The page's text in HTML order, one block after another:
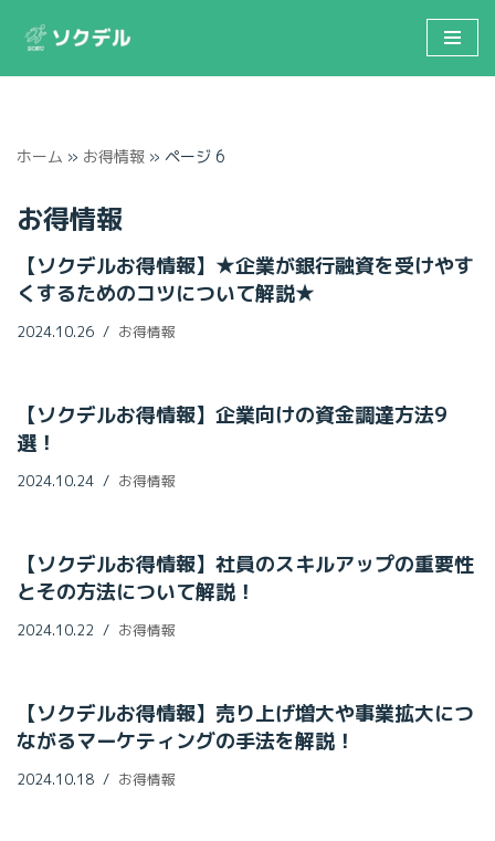
ス
キ
ッ
プ
ホーム » お得情報 » ページ 6
お得情報
【ソクデルお得情報】★企業が銀行融資を受けやす
くするためのコツについて解説★
2024.10.26 お得情報
【ソクデルお得情報】企業向けの資金調達方法9
選！
2024.10.24 お得情報
【ソクデルお得情報】社員のスキルアップの重要性
とその方法について解説！
2024.10.22 お得情報
【ソクデルお得情報】売り上げ増大や事業拡大につ
ながるマーケティングの手法を解説！
2024.10.18 お得情報